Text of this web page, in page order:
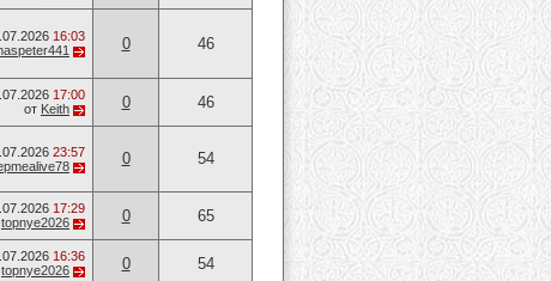
16:03
0 46
17:00
от Keith 0 46
23:57
0 54
17:29
topnye2026 0 65
16:36
topnye2026 0 54